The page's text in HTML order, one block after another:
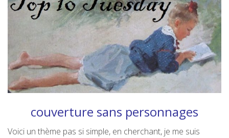
couverture sans personnages
Voici un thème pas si simple, en cherchant, je me suis